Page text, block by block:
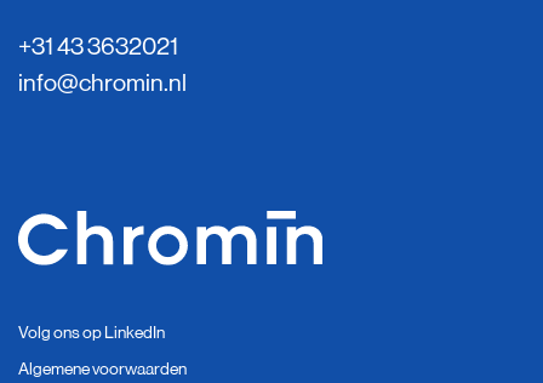
+31 43 3632021
info@chromin.nl
Volg ons op LinkedIn
Algemene voorwaarden